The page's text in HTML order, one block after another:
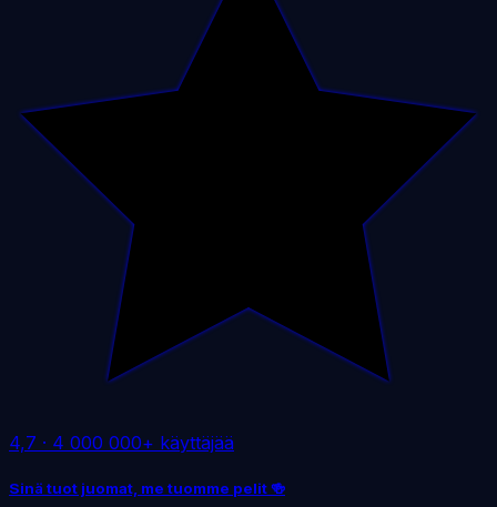
4,7 · 4 000 000+ käyttäjää
Sinä tuot juomat, me tuomme pelit 🍻